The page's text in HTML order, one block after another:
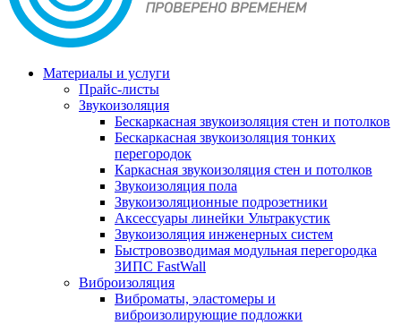
Материалы и услуги
Прайс-листы
Звукоизоляция
Бескаркасная звукоизоляция стен и потолков
Бескаркасная звукоизоляция тонких
перегородок
Каркасная звукоизоляция стен и потолков
Звукоизоляция пола
Звукоизоляционные подрозетники
Аксессуары линейки Ультракустик
Звукоизоляция инженерных систем
Быстровозводимая модульная перегородка
ЗИПС FastWall
Виброизоляция
Виброматы, эластомеры и
виброизолирующие подложки